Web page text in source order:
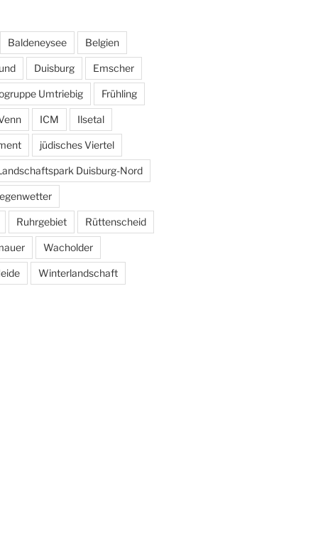
Baldeneysee Belgien
Duisburg Emscher
Umtriebig Frühling
ICM Ilsetal
jüdisches Viertel
Duisburg-Nord
Ruhrgebiet Rüttenscheid
Wacholder
Winterlandschaft